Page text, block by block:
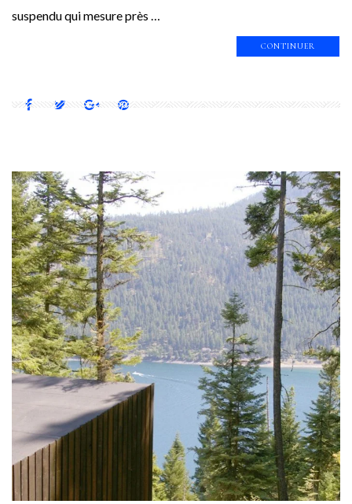
suspendu qui mesure près …
CONTINUER